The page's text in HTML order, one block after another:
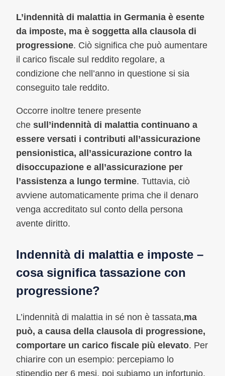
L’indennità di malattia in Germania è esente
da imposte, ma è soggetta alla clausola di
progressione. Ciò significa che può aumentare
il carico fiscale sul reddito regolare, a
condizione che nell’anno in questione si sia
conseguito tale reddito.
Occorre inoltre tenere presente
che sull’indennità di malattia continuano a
essere versati i contributi all’assicurazione
pensionistica, all’assicurazione contro la
disoccupazione e all’assicurazione per
l’assistenza a lungo termine. Tuttavia, ciò
avviene automaticamente prima che il denaro
venga accreditato sul conto della persona
avente diritto.
Indennità di malattia e imposte –
cosa significa tassazione con
progressione?
L’indennità di malattia in sé non è tassata,ma
può, a causa della clausola di progressione,
comportare un carico fiscale più elevato. Per
chiarire con un esempio: percepiamo lo
stipendio per 6 mesi, poi subiamo un infortunio,